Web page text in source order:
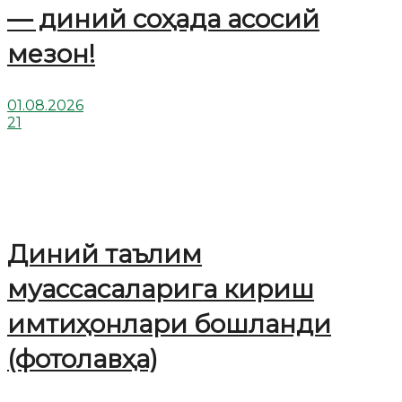
— диний соҳада асосий
мезон!
01.08.2026
21
Диний таълим
муассасаларига кириш
имтиҳонлари бошланди
(фотолавҳа)